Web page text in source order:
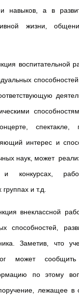
навыков, а в
жизни,
воспитательной
спектакле,
интерес и
наук, может
конкурсах,
и т.д.
внеклассной
способностей,
Заметив, что
может сообщить
по этому
лежащее в